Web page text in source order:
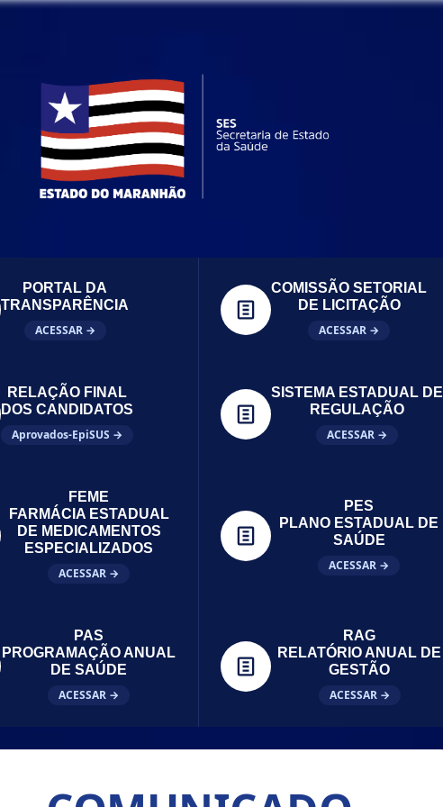
PORTAL DA
TRANSPARÊNCIA
ACESSAR →
COMISSÃO SETORIAL
DE LICITAÇÃO
ACESSAR →
RELAÇÃO FINAL
DOS CANDIDATOS
Aprovados-EpiSUS →
SISTEMA ESTADUAL DE
REGULAÇÃO
ACESSAR →
FEME
FARMÁCIA ESTADUAL
DE MEDICAMENTOS
ESPECIALIZADOS
ACESSAR →
PES
PLANO ESTADUAL DE
SAÚDE
ACESSAR →
PAS
PROGRAMAÇÃO ANUAL
DE SAÚDE
ACESSAR →
RAG
RELATÓRIO ANUAL DE
GESTÃO
ACESSAR →